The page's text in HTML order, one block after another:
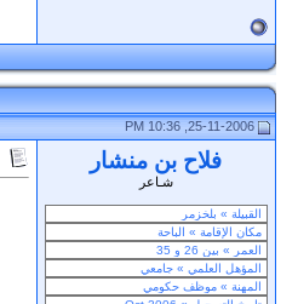
25-11-2006, 10:36 PM
فلاح بن منشار
شـاعر